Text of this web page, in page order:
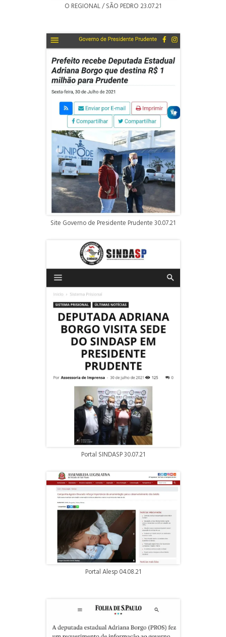
O REGIONAL / SÃO PEDRO 23.07.21
Site Governo de Presidente Prudente 30.07.21
Portal SINDASP 30.07.21
Portal Alesp 04.08.21